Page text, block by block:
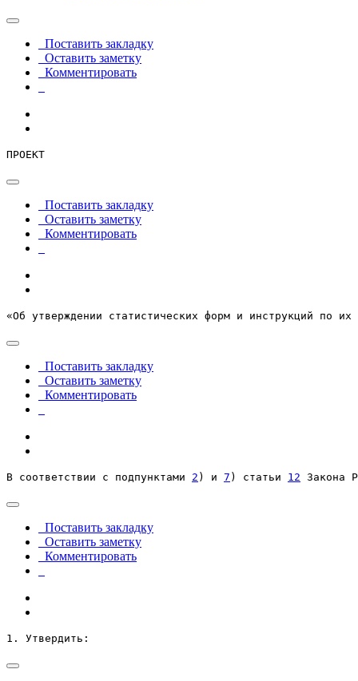
Поставить закладку
Оставить заметку
Комментировать
ПРОЕКТ
Поставить закладку
Оставить заметку
Комментировать
«Об утверждении статистических форм и инструкций по их
Поставить закладку
Оставить заметку
Комментировать
В соответствии с подпунктами 2 ) и 7 ) статьи 12 Закона
Поставить закладку
Оставить заметку
Комментировать
1. Утвердить: